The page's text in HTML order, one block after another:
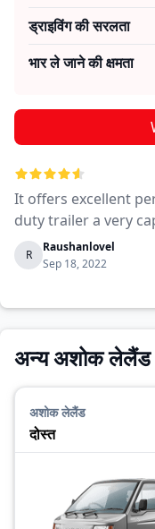
ड्राइविंग की सरलता
भार ले जाने की क्षमता
It offers excellent
duty trailer a very
R
Raushanlovel
Sep 18, 2022
अन्य अशोक
अशोक लेलैंड
दोस्त